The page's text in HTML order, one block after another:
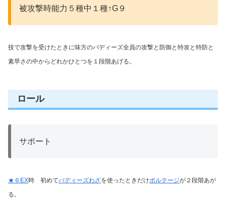
被攻撃時能力５種中１種↑G９
技で攻撃を受けたときに味方のバディーズ全員の攻撃と防御と特攻と特防と
素早さの中からどれかひとつを１段階あげる。
ロール
サポート
★６EX時 初めてバディーズわざを使ったときだけボルテージが２段階あが
る。